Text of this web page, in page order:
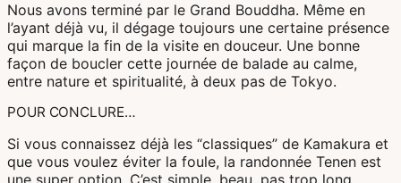
Nous avons terminé par le Grand Bouddha. Même en
l’ayant déjà vu, il dégage toujours une certaine présence
qui marque la fin de la visite en douceur. Une bonne
façon de boucler cette journée de balade au calme,
entre nature et spiritualité, à deux pas de Tokyo.
POUR CONCLURE…
Si vous connaissez déjà les “classiques” de Kamakura et
que vous voulez éviter la foule, la randonnée Tenen est